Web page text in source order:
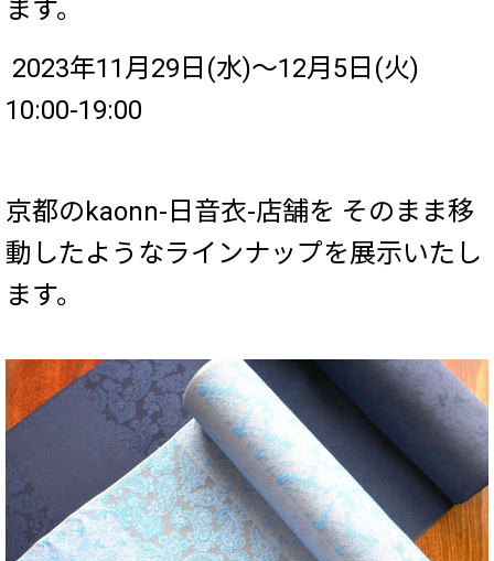
ます。
2023年11月29日(水)～12月5日(火)
10:00-19:00
京都のkaonn-日音衣-店舗を そのまま移
動したようなラインナップを展示いたし
ます。